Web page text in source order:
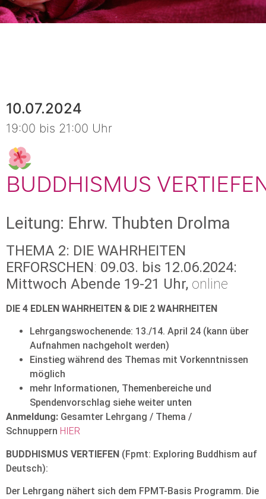
10.07.2024
19:00 bis 21:00 Uhr
BUDDHISMUS
Leitung: Ehrw. Thubten Drolma
THEMA 2: DIE WAHRHEITEN
ERFORSCHEN: 09.03. bis 12.06.2024:
Mittwoch Abende 19-21 Uhr, online
DIE 4 EDLEN WAHRHEITEN & DIE 2 WAHRHEITEN
Lehrgangswochenende: 13./14. April 24 (kann über
Aufnahmen nachgeholt werden)
Einstieg während des Themas mit Vorkenntnissen
möglich
mehr Informationen, Themenbereiche und
Spendenvorschlag siehe weiter unten
Anmeldung: Gesamter Lehrgang / Thema /
Schnuppern HIER
BUDDHISMUS VERTIEFEN (Fpmt: Exploring Buddhism auf
Deutsch):
Der Lehrgang nähert sich dem FPMT-Basis Programm. Die